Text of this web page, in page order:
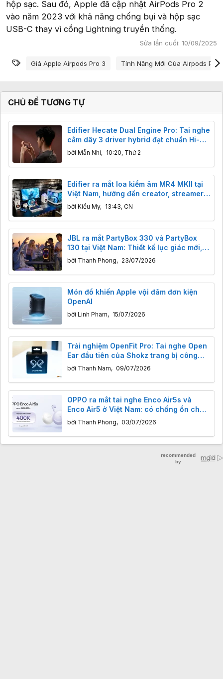
hộp sạc. Sau đó, Apple đã cập nhật AirPods Pro 2
vào năm 2023 với khả năng chống bụi và hộp sạc
USB-C thay vì cổng Lightning truyền thống.
Sửa lần cuối: 10/09/2025
Từ khóa
Giá Apple Airpods Pro 3 Tính Năng Mới Của Airpods Pro
CHỦ ĐỀ TƯƠNG TỰ
Edifier Hecate Dual Engine Pro: Tai nghe
cắm dây 3 driver hybrid đạt chuẩn Hi-
Res Audio cho game thủ, giá chỉ hơn
bởi Mẫn Nhi, 10:20, Thứ 2
Edifier ra mắt loa kiểm âm MR4 MKII tại
Việt Nam, hướng đến creator, streamer
và game thủ
bởi Kiều My, 13:43, CN
JBL ra mắt PartyBox 330 và PartyBox
130 tại Việt Nam: Thiết kế lục giác mới,
tích hợp công nghệ AI Sound Boost
bởi Thanh Phong, 23/07/2026
Món đồ khiến Apple vội đâm đơn kiện
OpenAI
bởi Linh Pham, 15/07/2026
Trải nghiệm OpenFit Pro: Tai nghe Open
Ear đầu tiên của Shokz trang bị công
nghệ khử ồn
bởi Thanh Nam, 09/07/2026
OPPO ra mắt tai nghe Enco Air5s và
Enco Air5 ở Việt Nam: có chống ồn chủ
động, pin tới 54 giờ
bởi Thanh Phong, 03/07/2026